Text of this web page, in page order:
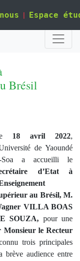
| Espace
Brésil
18 avril 2022,
de Yaoundé
Soa a accueilli le
d’Etat à
au Brésil, M.
VILLA BOAS
SOUZA, pour une
Monsieur le Recteur
trois principales
brève audience entre